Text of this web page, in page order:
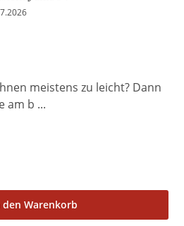
meistens zu leicht? Dann
am b ...
den Warenkorb